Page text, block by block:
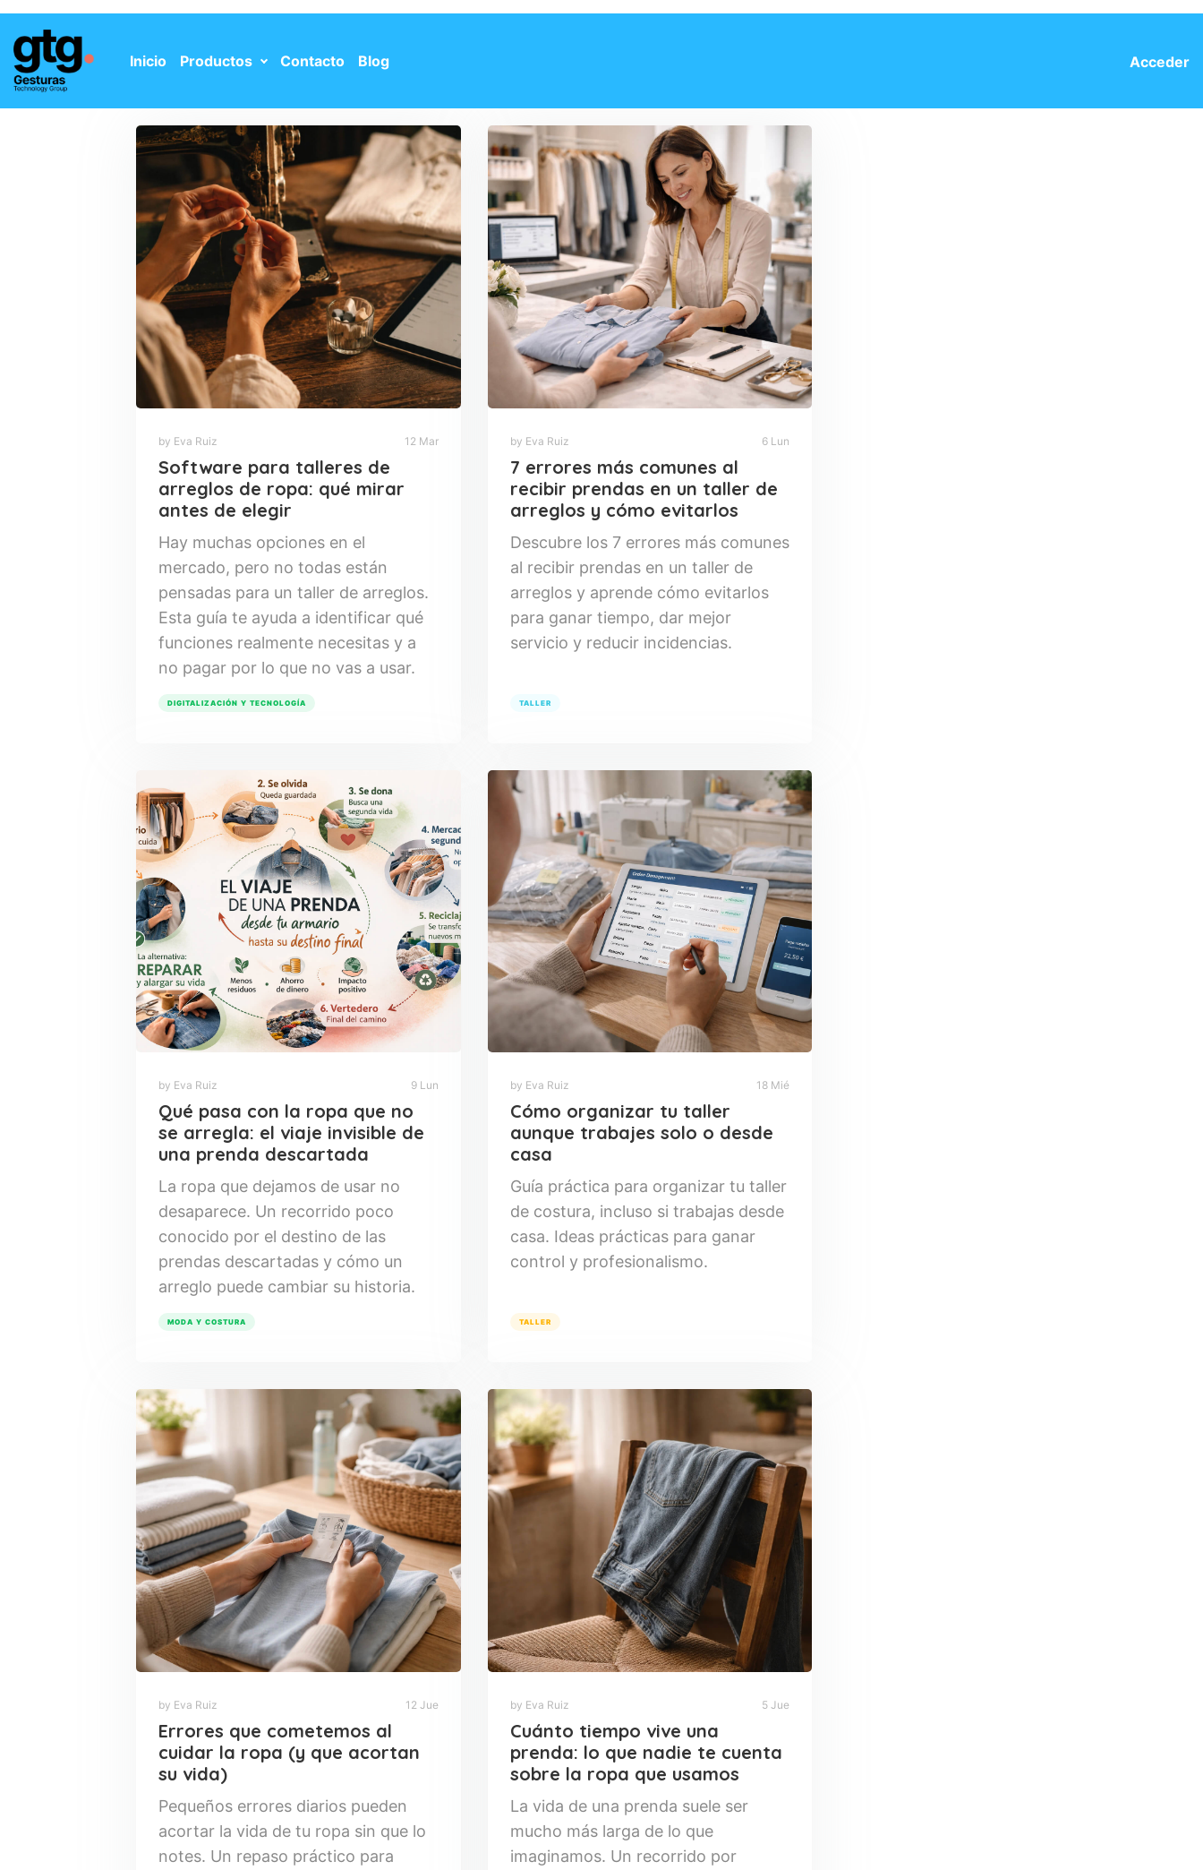
Inicio Productos Contacto Blog Acceder
by Eva Ruiz 12 Mar
Software para talleres de
arreglos de ropa: qué mirar
antes de elegir
Hay muchas opciones en el
mercado, pero no todas están
pensadas para un taller de arreglos.
Esta guía te ayuda a identificar qué
funciones realmente necesitas y a
no pagar por lo que no vas a usar.
DIGITALIZACIÓN Y TECNOLOGÍA
by Eva Ruiz 6 Lun
7 errores más comunes al
recibir prendas en un taller de
arreglos y cómo evitarlos
Descubre los 7 errores más comunes
al recibir prendas en un taller de
arreglos y aprende cómo evitarlos
para ganar tiempo, dar mejor
servicio y reducir incidencias.
TALLER
by Eva Ruiz 9 Lun
Qué pasa con la ropa que no
se arregla: el viaje invisible de
una prenda descartada
La ropa que dejamos de usar no
desaparece. Un recorrido poco
conocido por el destino de las
prendas descartadas y cómo un
arreglo puede cambiar su historia.
MODA Y COSTURA
by Eva Ruiz 18 Mié
Cómo organizar tu taller
aunque trabajes solo o desde
casa
Guía práctica para organizar tu taller
de costura, incluso si trabajas desde
casa. Ideas prácticas para ganar
control y profesionalismo.
TALLER
by Eva Ruiz 12 Jue
Errores que cometemos al
cuidar la ropa (y que acortan
su vida)
Pequeños errores diarios pueden
acortar la vida de tu ropa sin que lo
notes. Un repaso práctico para
by Eva Ruiz 5 Jue
Cuánto tiempo vive una
prenda: lo que nadie te cuenta
sobre la ropa que usamos
La vida de una prenda suele ser
mucho más larga de lo que
imaginamos. Un recorrido por